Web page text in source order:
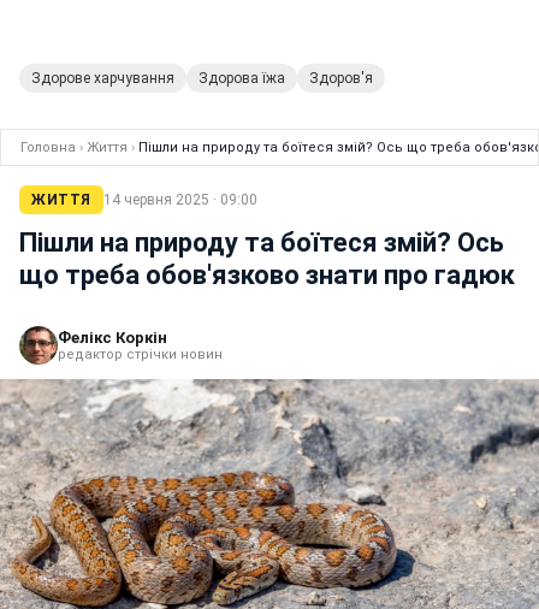
Здорове харчування Здорова їжа Здоров'я
Головна › Життя › Пішли на природу та боїтеся змій? Ось що треба
ЖИТТЯ 14 червня 2025 · 09:00
Пішли на природу та боїтеся змій? Ось
що треба обов'язково знати про гадюк
Фелікс Коркін
редактор стрічки новин